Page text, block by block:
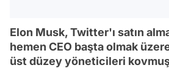
Elon Musk, Twitter'ı satın
hemen CEO başta olmak
üst düzey yöneticileri